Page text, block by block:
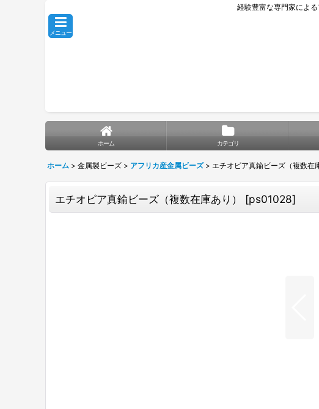
経験豊富な専門家によ
メニュー
ホーム カテゴリ
ホーム > 金属製ビーズ > アフリカ産金属ビーズ > エチオピア真鍮ビーズ（複数在
エチオピア真鍮ビーズ（複数在庫あり） [ps01028]